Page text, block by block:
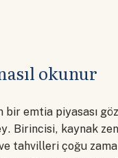
okunur
bir emtia piyasası
Birincisi, kaynak
tahvilleri çoğu